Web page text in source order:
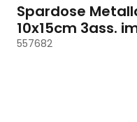
Spardose
10x15cm 3ass.
557682